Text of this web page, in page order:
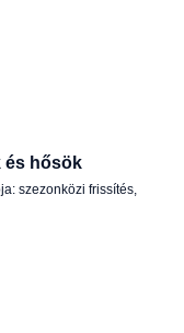
és hősök
szezonközi frissítés,